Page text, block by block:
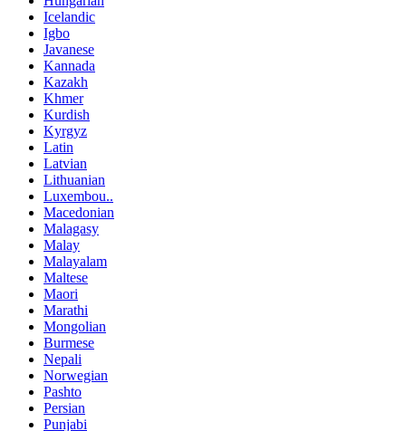
Icelandic
Igbo
Javanese
Kannada
Kazakh
Khmer
Kurdish
Kyrgyz
Latin
Latvian
Lithuanian
Luxembou..
Macedonian
Malagasy
Malay
Malayalam
Maltese
Maori
Marathi
Mongolian
Burmese
Nepali
Norwegian
Pashto
Persian
Punjabi